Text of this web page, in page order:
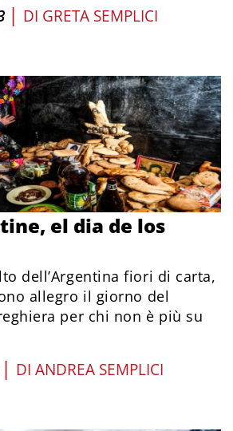
| DI GRETA SEMPLICI
el dia de los
dell’Argentina fiori di carta,
allegro il giorno del
per chi non è più su
| DI ANDREA SEMPLICI